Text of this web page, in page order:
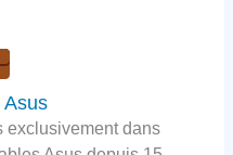
Asus
exclusivement dans